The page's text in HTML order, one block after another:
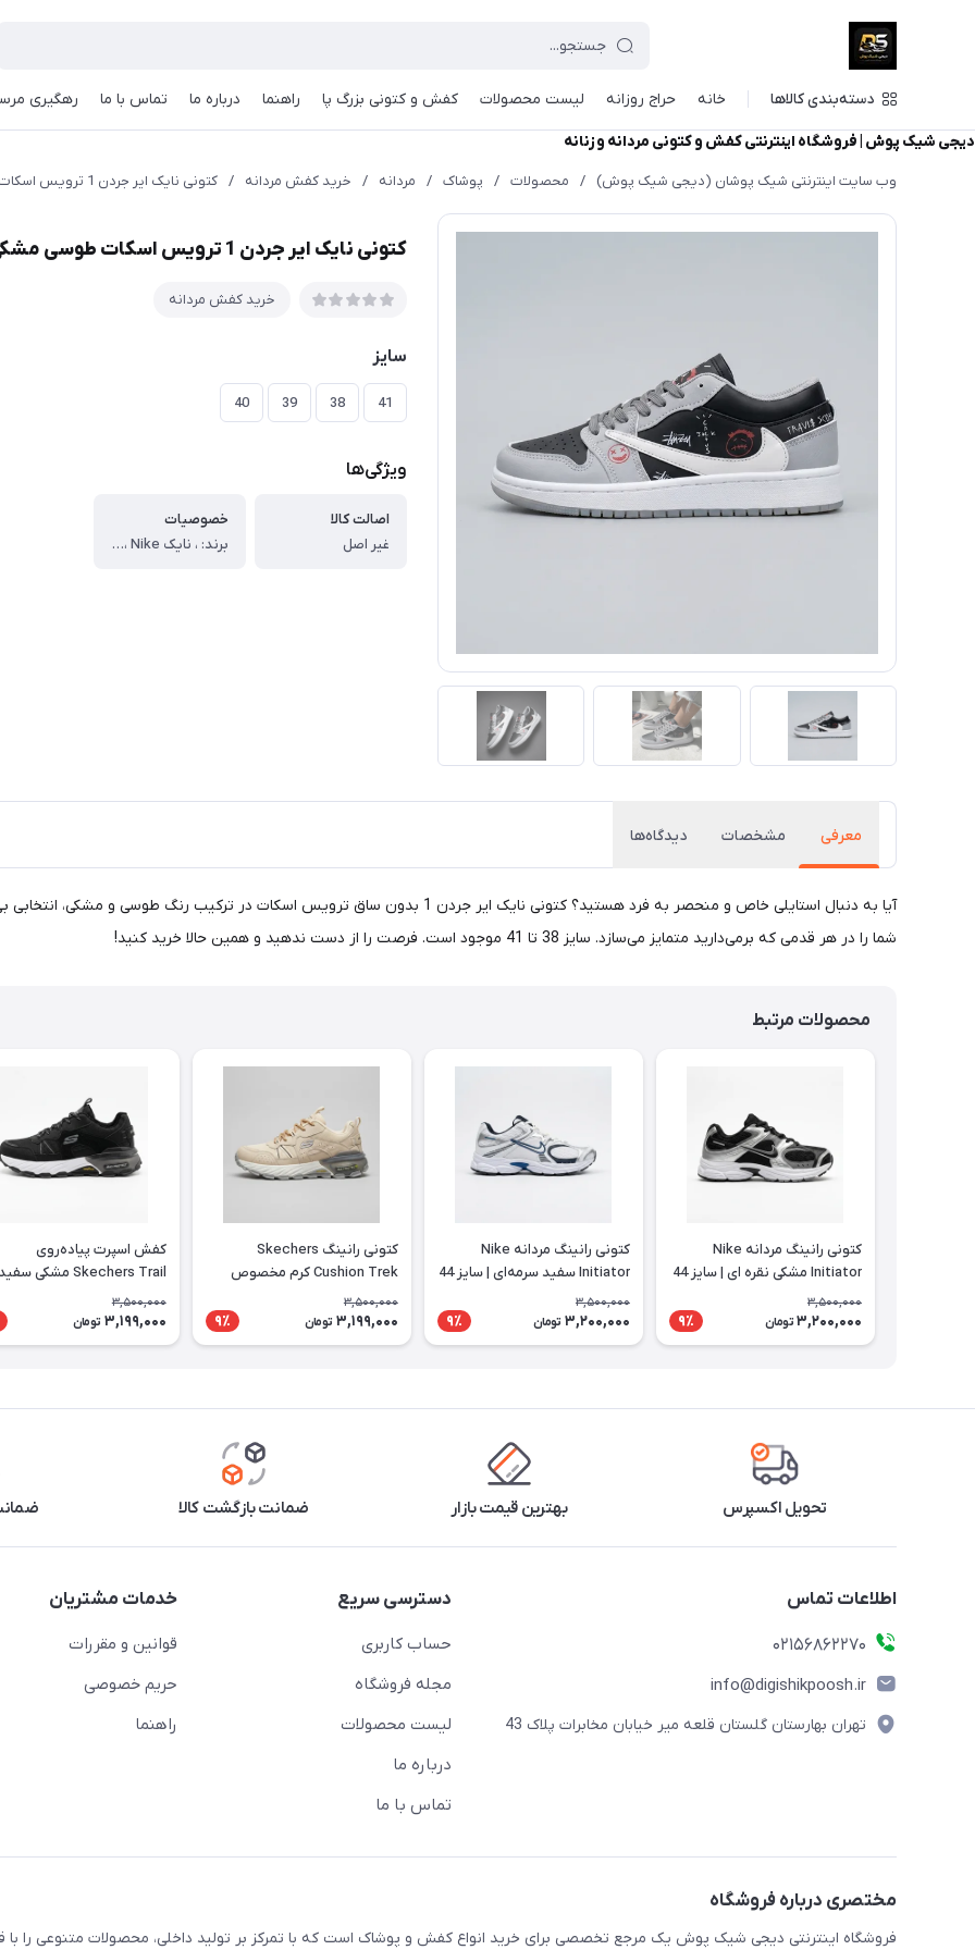
دسته‌بندی کالاها خانه حراج روزانه لیست محصولات کفش و کتونی بزرگ پا راهنما درباره ما تماس با ما رهگیری
دیجی شیک پوش | فروشگاه اینترنتی کفش و کتونی مردانه و زنانه
وب سایت اینترنتی شیک پوشان (دیجی شیک پوش) / محصولات / پوشاک / مردانه / خرید کفش مردانه / کتونی نایک ایر جردن 1 ترویس اسکات طوسی مشکی | Nike Air Jordan 1 Low Travis Scott | 38-41
کتونی نایک ایر جردن 1 ترویس اسکات طوسی مشکی | Nike Air Jordan 1 Low Travis Scott | 38-41
خرید کفش مردانه
سایز
41
38
39
40
ویژگی‌ها
اصالت کالا
غیر اصل
خصوصیات
برند: ، نایک Nike ، سایز-بندی: ، 41, 42, 43, 44 ، ویژه: ، آقایان ، مناسب: ، استریت استایل, روزمره, ست اسپرت, ست فشن, کژوال ، لژ: ، ندارد ، ساق: ، کوتاه ، رنگ بندی: ، دارد ، کیفیت: ، مشابه اورجینال (بهترین کیفیت تولید داخل)
معرفی مشخصات دیدگاه‌ها
آیا به دنبال استایلی خاص و منحصر به فرد هستید؟ کتونی نایک ایر جردن 1 بدون ساق ترویس اسکات
شما را در هر قدمی که برمی‌دارید متمایز می‌سازد. سایز 38 تا 41 موجود است. فرصت را از دست ندهید و همین حالا خرید کنید!
محصولات مرتبط
کتونی رانینگ مردانه Nike
Initiator مشکی نقره ای | سایز 44
3,500,000
3,200,000 تومان 9٪
کتونی رانینگ مردانه Nike
Initiator سفید سرمه‌ای | سایز 44
3,500,000
3,200,000 تومان 9٪
کتونی رانینگ Skechers
Cushion Trek کرم مخصوص
استفاده روزانه
3,500,000
3,199,000 تومان 9٪
کفش اسپرت پیاده‌روی
Skechers Trail مشکی سفید
3,500,000
3,199,000 تومان
تحویل اکسپرس بهترین قیمت بازار ضمانت بازگشت کالا
اطلاعات تماس
02156862270
info@digishikpoosh.ir
تهران بهارستان گلستان قلعه میر خیابان مخابرات پلاک 43
دسترسی سریع
حساب کاربری
مجله فروشگاه
لیست محصولات
درباره ما
تماس با ما
خدمات مشتریان
قوانین و مقررات
حریم خصوصی
راهنما
مختصری درباره فروشگاه
فروشگاه اینترنتی دیجی شیک پوش یک مرجع تخصصی برای خرید انواع کفش و پوشاک است که با تمرکز بر تولید داخلی، محصولات متنوعی را با